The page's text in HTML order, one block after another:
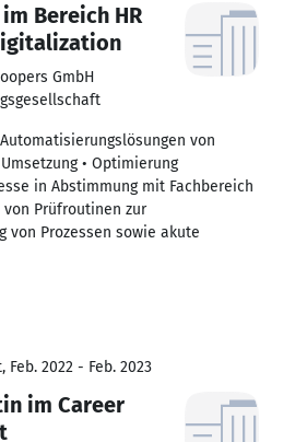
Bereich HR
GmbH
von
• Optimierung
in Abstimmung mit Fachbereich
von Prüfroutinen zur
von Prozessen sowie akute
Feb. 2022 - Feb. 2023
im Career